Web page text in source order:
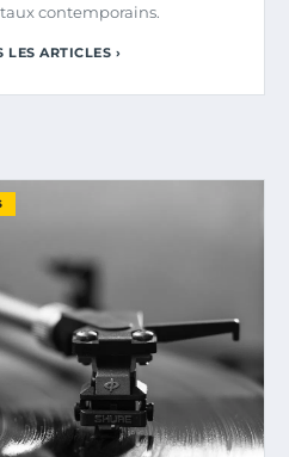
contemporains.
LES ARTICLES ›